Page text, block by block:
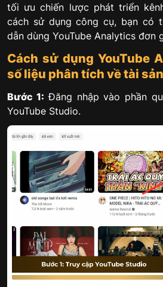
tối ưu chiến lược phát triển
cách sử dụng công cụ, bạn có
dẫn dùng YouTube Analytics đơn
Cách sử dụng YouTube
số liệu phân tích về tài sản
Bước 1: Đăng nhập vào phần
YouTube Studio.